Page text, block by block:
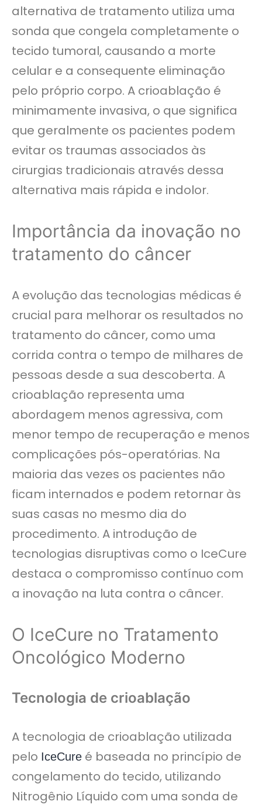
alternativa de tratamento utiliza uma
sonda que congela completamente o
tecido tumoral, causando a morte
celular e a consequente eliminação
pelo próprio corpo. A crioablação é
minimamente invasiva, o que significa
que geralmente os pacientes podem
evitar os traumas associados às
cirurgias tradicionais através dessa
alternativa mais rápida e indolor.
Importância da inovação no
tratamento do câncer
A evolução das tecnologias médicas é
crucial para melhorar os resultados no
tratamento do câncer, como uma
corrida contra o tempo de milhares de
pessoas desde a sua descoberta. A
crioablação representa uma
abordagem menos agressiva, com
menor tempo de recuperação e menos
complicações pós-operatórias. Na
maioria das vezes os pacientes não
ficam internados e podem retornar às
suas casas no mesmo dia do
procedimento. A introdução de
tecnologias disruptivas como o IceCure
destaca o compromisso contínuo com
a inovação na luta contra o câncer.
O IceCure no Tratamento
Oncológico Moderno
Tecnologia de crioablação
A tecnologia de crioablação utilizada
pelo IceCure é baseada no princípio de
congelamento do tecido, utilizando
Nitrogênio Líquido com uma sonda de